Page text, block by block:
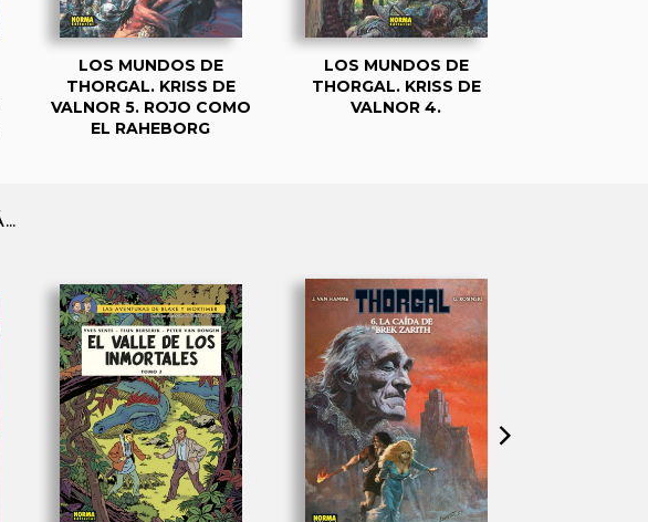
LOS MUNDOS DE
THORGAL. KRISS DE
VALNOR 5. ROJO COMO
EL RAHEBORG
LOS MUNDOS DE
THORGAL. KRISS DE
VALNOR 4.